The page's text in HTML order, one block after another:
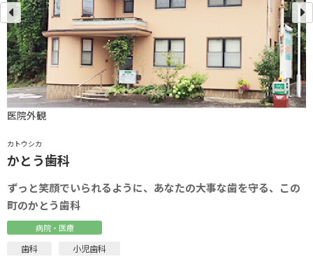
カトウシカ
かとう歯科
ずっと笑顔でいられるように、あなたの大事な歯を守る、この
町のかとう歯科
病院・医療
歯科 小児歯科
医院外観